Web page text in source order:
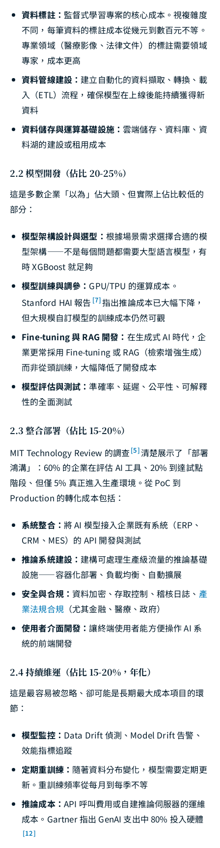
資料標註： 監督式學習專案的核心成本。視複雜度
不同，每筆資料的標註成本從幾元到數百元不等。
專業領域（醫療影像、法律文件）的標註需要領域
專家，成本更高
資料管線建設： 建立自動化的資料擷取、轉換、載
入（ETL）流程，確保模型在上線後能持續獲得新
資料
資料儲存與運算基礎設施： 雲端儲存、資料庫、資
料湖的建設或租用成本
2.2 模型開發（佔比 20-25%）
這是多數企業「以為」佔大頭、但實際上佔比較低的
部分：
模型架構設計與選型： 根據場景需求選擇合適的模
型架構——不是每個問題都需要大型語言模型，有
時 XGBoost 就足夠
模型訓練與調參： GPU/TPU 的運算成本。
Stanford HAI 報告 [7]指出推論成本已大幅下降，
但大規模自訂模型的訓練成本仍然可觀
Fine-tuning 與 RAG 開發： 在生成式 AI 時代，企
業更常採用 Fine-tuning 或 RAG（檢索增強生成）
而非從頭訓練，大幅降低了開發成本
模型評估與測試：準確率、延遲、公平性、可解釋
性的全面測試
2.3 整合部署（佔比 15-20%）
MIT Technology Review 的調查 [5]清楚展示了「部署
鴻溝」：60% 的企業在評估 AI 工具、20% 到達試點
階段、但僅 5% 真正進入生產環境。從 PoC 到
Production 的轉化成本包括：
系統整合： 將 AI 模型接入企業既有系統（ERP、
CRM、MES）的 API 開發與測試
推論系統建設： 建構可處理生產級流量的推論基礎
設施——容器化部署、負載均衡、自動擴展
安全與合規：資料加密、存取控制、稽核日誌、 產
業法規合規（尤其金融、醫療、政府）
使用者介面開發：讓終端使用者能方便操作 AI 系
統的前端開發
2.4 持續維運（佔比 15-20%，年化）
這是最容易被忽略、卻可能是長期最大成本項目的環
節：
模型監控： Data Drift 偵測、Model Drift 告警、
效能指標追蹤
定期重訓練： 隨著資料分布變化，模型需要定期更
新。重訓練頻率從每月到每季不等
推論成本： API 呼叫費用或自建推論伺服器的運維
成本。Gartner 指出 GenAI 支出中 80% 投入硬體
[12]